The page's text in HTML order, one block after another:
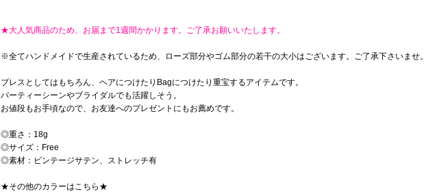
★大人気商品のため、お届まで1週間かかります。ご了承お願いいたします。
※全てハンドメイドで生産されているため、ローズ部分やゴム部分の若干の大小はございます。ご了承下さいませ。
ブレスとしてはもちろん、ヘアにつけたりBagにつけたり重宝するアイテムです。
パーティーシーンやブライダルでも活躍しそう。
お値段もお手頃なので、お友達へのプレゼントにもお薦めです。
◎重さ：18g
◎サイズ：Free
◎素材：ビンテージサテン、ストレッチ有
★その他のカラーはこちら★